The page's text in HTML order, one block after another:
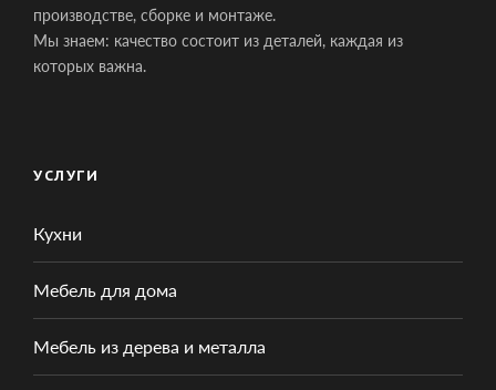
производстве, сборке и монтаже.
Мы знаем: качество состоит из деталей, каждая из
которых важна.
УСЛУГИ
Кухни
Мебель для дома
Мебель из дерева и металла